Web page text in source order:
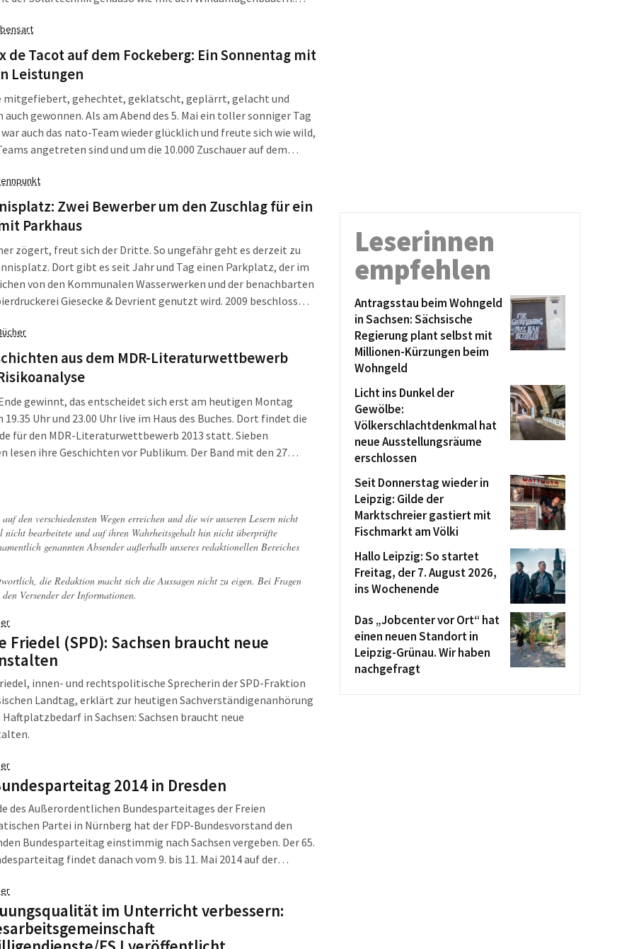
die Beschäftigten des Leipziger Windturmherstellers SIAG
de Tacot auf dem Fockeberg: Ein Sonnentag mit
Leistungen
mitgefiebert, gehechtet, geklatscht, geplärrt, gelacht und
gewonnen. Als am Abend des 5. Mai ein toller sonniger Tag
war auch das nato-Team wieder glücklich und freute sich wie wild,
angetreten sind und um die 10.000 Zuschauer auf dem
Zwei Bewerber um den Zuschlag für ein
Parkhaus
zögert, freut sich der Dritte. So ungefähr geht es derzeit zu
Dort gibt es seit Jahr und Tag einen Parkplatz, der im
von den Kommunalen Wasserwerken und der benachbarten
Giesecke & Devrient genutzt wird. 2009 beschloss
das Liegenschaftsamt kaufte dafür extra noch ein kleines
an der Johannisgasse an.
aus dem MDR-Literaturwettbewerb
gewinnt, das entscheidet sich erst am heutigen Montag
19.35 Uhr und 23.00 Uhr live im Haus des Buches. Dort findet die
für den MDR-Literaturwettbewerb 2013 statt. Sieben
lesen ihre Geschichten vor Publikum. Der Band mit den 27
den verschiedensten Wegen erreichen und die wir unseren Lesern nicht
bearbeitete und auf ihren Wahrheitsgehalt hin nicht überprüfte
genannten Absender außerhalb unseres redaktionellen Bereiches
die Redaktion macht sich die Aussagen nicht zu eigen. Bei Fragen
Versender der Informationen.
Friedel (SPD): Sachsen braucht neue
innen- und rechtspolitische Sprecherin der SPD-Fraktion
Landtag, erklärt zur heutigen Sachverständigenanhörung
Haftplatzbedarf in Sachsen: Sachsen braucht neue
2014 in Dresden
des Außerordentlichen Bundesparteitages der Freien
Partei in Nürnberg hat der FDP-Bundesvorstand den
Bundesparteitag einstimmig nach Sachsen vergeben. Der 65.
findet danach vom 9. bis 11. Mai 2014 auf der
und damit in Sachsen zusammengekommen.
im Unterricht verbessern:
Leserinnen
empfehlen
Antragsstau beim Wohngeld
in Sachsen: Sächsische
Regierung plant selbst mit
Millionen-Kürzungen beim
Wohngeld
Licht ins Dunkel der
Gewölbe:
Völkerschlachtdenkmal hat
neue Ausstellungsräume
erschlossen
Seit Donnerstag wieder in
Leipzig: Gilde der
Marktschreier gastiert mit
Fischmarkt am Völki
Hallo Leipzig: So startet
Freitag, der 7. August 2026,
ins Wochenende
Das „Jobcenter vor Ort“ hat
einen neuen Standort in
Leipzig-Grünau. Wir haben
nachgefragt